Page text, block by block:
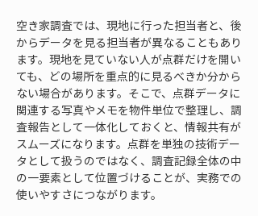
空き家調査では、現地に行った担当者と、後
からデータを見る担当者が異なることもあり
ます。現地を見ていない人が点群だけを開い
ても、どの場所を重点的に見るべきか分から
ない場合があります。そこで、点群データに
関連する写真やメモを物件単位で整理し、調
査報告として一体化しておくと、情報共有が
スムーズになります。点群を単独の技術デー
タとして扱うのではなく、調査記録全体の中
の一要素として位置づけることが、実務での
使いやすさにつながります。